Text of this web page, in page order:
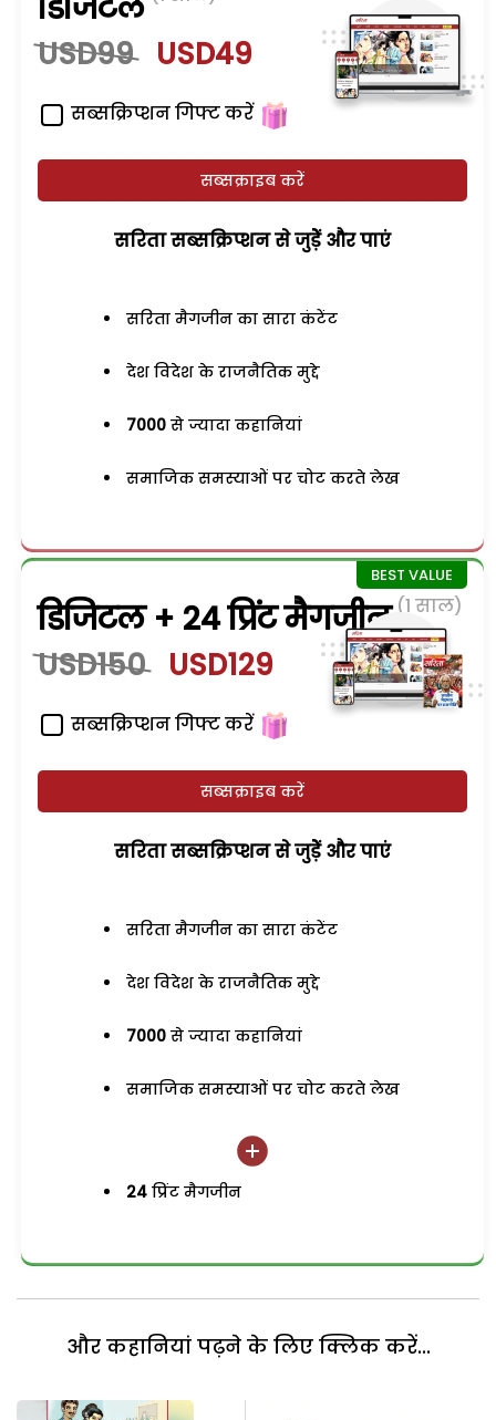
डिजिटल
USD99 USD49
सब्सक्रिप्शन गिफ्ट करें
सब्सक्राइब करें
सरिता सब्सक्रिप्शन से जुड़ेें और पाएं
सरिता मैगजीन का सारा कंटेंट
देश विदेश के राजनैतिक मुद्दे
7000 से ज्यादा कहानियां
समाजिक समस्याओं पर चोट करते लेख
डिजिटल + 24 प्रिंट मैगजीन (1 साल)
USD150 USD129
सब्सक्रिप्शन गिफ्ट करें
सब्सक्राइब करें
सरिता सब्सक्रिप्शन से जुड़ेें और पाएं
सरिता मैगजीन का सारा कंटेंट
देश विदेश के राजनैतिक मुद्दे
7000 से ज्यादा कहानियां
समाजिक समस्याओं पर चोट करते लेख
24 प्रिंट मैगजीन
और कहानियां पढ़ने के लिए क्लिक करें...